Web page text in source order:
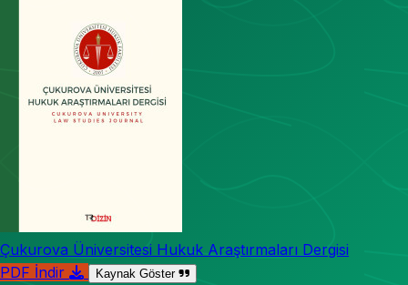
Çukurova Üniversitesi Hukuk Araştırmaları Dergisi
PDF İndir
Kaynak Göster